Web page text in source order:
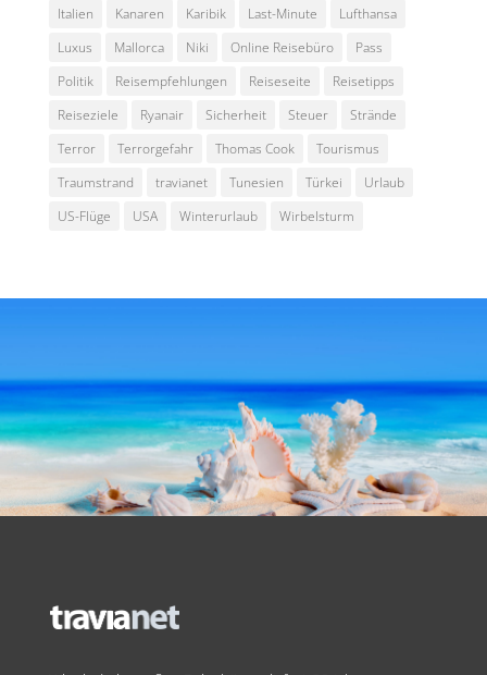
Italien
Kanaren Karibik Last-Minute
Lufthansa
Luxus
Mallorca Niki Online Reisebüro
Pass
Politik
Reisempfehlungen Reiseseite
Reisetipps
Reiseziele
Ryanair Sicherheit Steuer
Strände
Terror
Terrorgefahr Thomas Cook
Tourismus
Traumstrand
travianet Tunesien Türkei
Urlaub
US-Flüge
USA Winterurlaub Wirbelsturm